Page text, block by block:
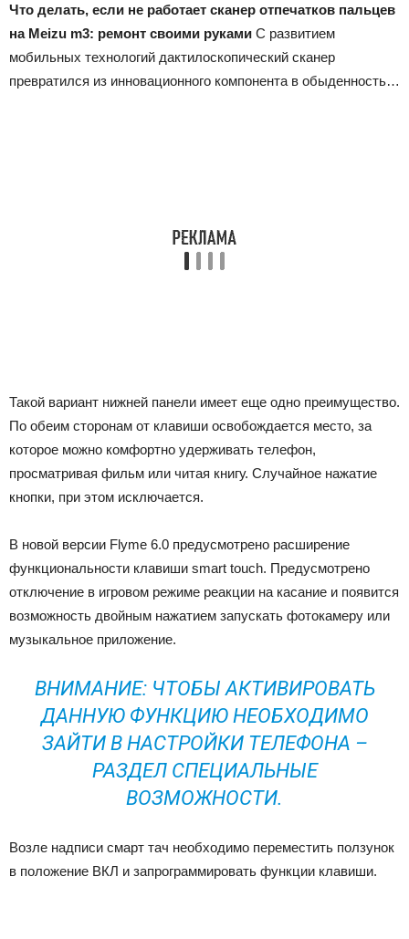
Что делать, если не работает сканер отпечатков пальцев
на Meizu m3: ремонт своими руками С развитием
мобильных технологий дактилоскопический сканер
превратился из инновационного компонента в обыденность…
Такой вариант нижней панели имеет еще одно преимущество.
По обеим сторонам от клавиши освобождается место, за
которое можно комфортно удерживать телефон,
просматривая фильм или читая книгу. Случайное нажатие
кнопки, при этом исключается.
В новой версии Flyme 6.0 предусмотрено расширение
функциональности клавиши smart touch. Предусмотрено
отключение в игровом режиме реакции на касание и появится
возможность двойным нажатием запускать фотокамеру или
музыкальное приложение.
ВНИМАНИЕ: ЧТОБЫ АКТИВИРОВАТЬ
ДАННУЮ ФУНКЦИЮ НЕОБХОДИМО
ЗАЙТИ В НАСТРОЙКИ ТЕЛЕФОНА –
РАЗДЕЛ СПЕЦИАЛЬНЫЕ
ВОЗМОЖНОСТИ.
Возле надписи смарт тач необходимо переместить ползунок
в положение ВКЛ и запрограммировать функции клавиши.